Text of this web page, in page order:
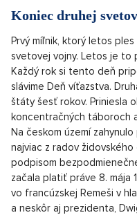
Koniec druhej
Prvý míľnik, ktorý letos
svetovej vojny. Letos je to
Každý rok si tento deň
slávime Deň víťazstva.
štáty šesť rokov. Priniesla
koncentračných táboroch
Na českom území
najviac z radov
podpisom
začala platiť práve 8. mája
vo francúzskej Remeši v
a neskôr aj prezidenta,